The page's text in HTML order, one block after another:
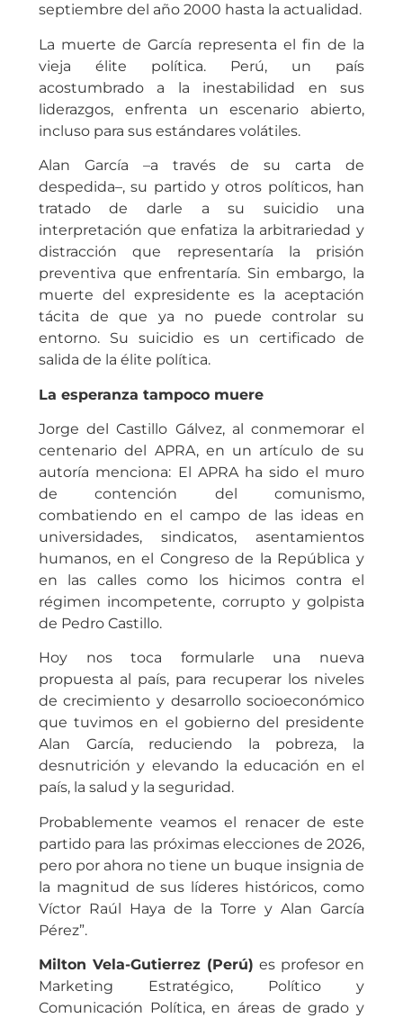
septiembre del año 2000 hasta la actualidad.
La muerte de García representa el fin de la
vieja élite política. Perú, un país
acostumbrado a la inestabilidad en sus
liderazgos, enfrenta un escenario abierto,
incluso para sus estándares volátiles.
Alan García –a través de su carta de
despedida–, su partido y otros políticos, han
tratado de darle a su suicidio una
interpretación que enfatiza la arbitrariedad y
distracción que representaría la prisión
preventiva que enfrentaría. Sin embargo, la
muerte del expresidente es la aceptación
tácita de que ya no puede controlar su
entorno. Su suicidio es un certificado de
salida de la élite política.
La esperanza tampoco muere
Jorge del Castillo Gálvez, al conmemorar el
centenario del APRA, en un artículo de su
autoría menciona: El APRA ha sido el muro
de contención del comunismo,
combatiendo en el campo de las ideas en
universidades, sindicatos, asentamientos
humanos, en el Congreso de la República y
en las calles como los hicimos contra el
régimen incompetente, corrupto y golpista
de Pedro Castillo.
Hoy nos toca formularle una nueva
propuesta al país, para recuperar los niveles
de crecimiento y desarrollo socioeconómico
que tuvimos en el gobierno del presidente
Alan García, reduciendo la pobreza, la
desnutrición y elevando la educación en el
país, la salud y la seguridad.
Probablemente veamos el renacer de este
partido para las próximas elecciones de 2026,
pero por ahora no tiene un buque insignia de
la magnitud de sus líderes históricos, como
Víctor Raúl Haya de la Torre y Alan García
Pérez”.
Milton Vela-Gutierrez (Perú)es profesor en
Marketing Estratégico, Político y
Comunicación Política, en áreas de grado y